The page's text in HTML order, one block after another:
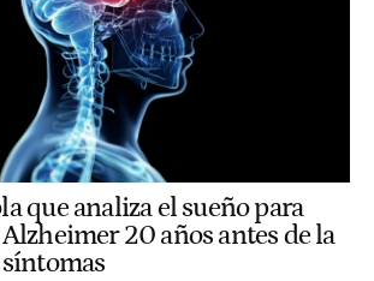
que analiza el sueño para
20 años antes de la